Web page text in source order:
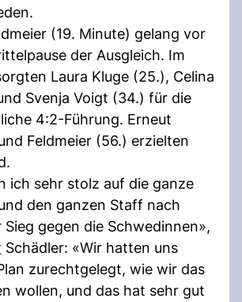
(19. Minute) gelang vor
der Ausgleich. Im
Laura Kluge (25.), Celina
Svenja Voigt (34.) für die
4:2-Führung. Erneut
Feldmeier (56.) erzielten
ich sehr stolz auf die ganze
den ganzen Staff nach
Sieg gegen die Schwedinnen»,
Schädler: «Wir hatten uns
zurechtgelegt, wie wir das
wollen, und das hat sehr gut